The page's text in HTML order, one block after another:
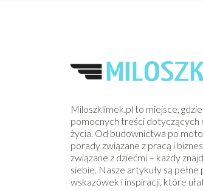
Miloszklimek.pl to miejsce,
pomocnych treści dotyczących
życia. Od budownictwa po
porady związane z pracą i
związane z dziećmi – każdy
siebie. Nasze artykuły są
wskazówek i inspiracji, które